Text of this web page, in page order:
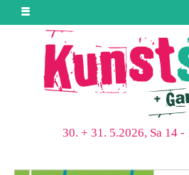
30. + 31. 5.2026, Sa 14 -